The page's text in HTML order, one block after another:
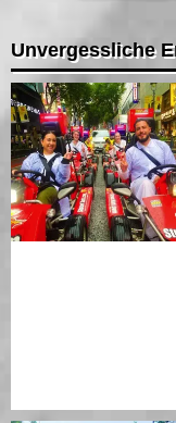
Unvergessliche